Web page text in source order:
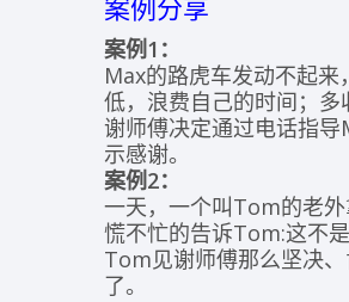
案例分享
案例1 ：
Max的路虎车发动不起
低，浪费自己的时间；多
谢师傅决定通过电话指
示感谢。
案例2：
一天，一个叫Tom的老
慌不忙的告诉Tom:这不
Tom见谢师傅那么坚决
了。